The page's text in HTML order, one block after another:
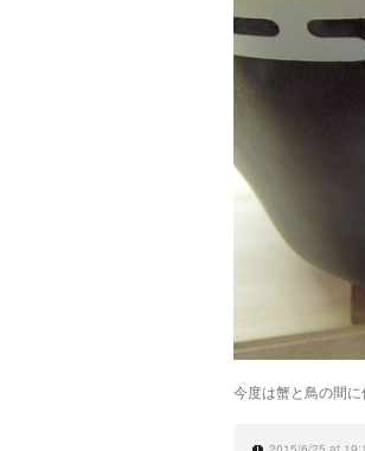
今度は蟹と鳥の間に